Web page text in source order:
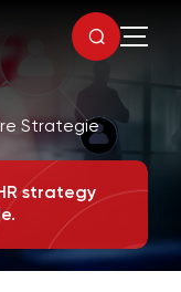
Strategie
strategy